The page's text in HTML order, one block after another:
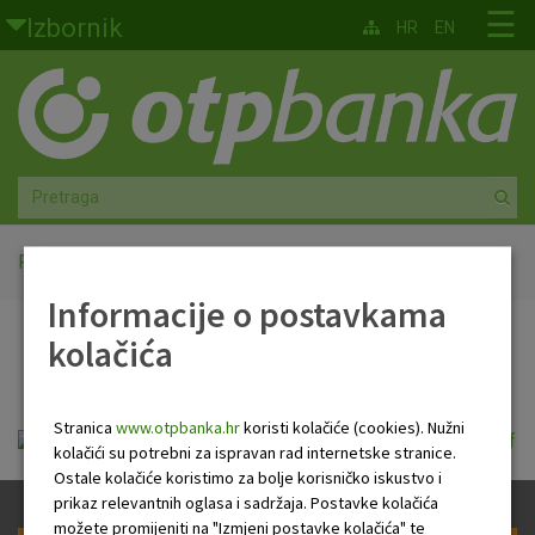
Skoči na glavni sadržaj
Izbornik
Građani
Privatno bankarstvo
Agro
Mala poduzeća i obrtnici
Srednja i velika poduzeća
Faktoring
O nama
☰
HR EN
Početna
Kamatne stope
kamatne_stope_vrijedece_1_sijecnja_2016.pdf
Informacije o postavkama
kolačića
Stranica www.otpbanka.hrkoristi kolačiće (cookies). Nužni
kolačići su potrebni za ispravan rad internetske stranice.
Ostale kolačiće koristimo za bolje korisničko iskustvo i
prikaz relevantnih oglasa i sadržaja. Postavke kolačića
možete promijeniti na "Izmjeni postavke kolačića" te